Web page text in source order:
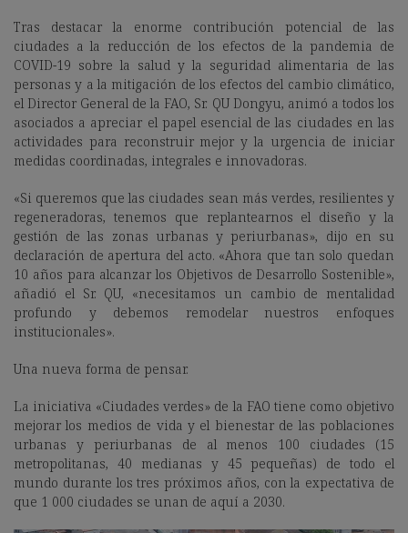
Tras destacar la enorme contribución potencial de las
ciudades a la reducción de los efectos de la pandemia de
COVID-19 sobre la salud y la seguridad alimentaria de las
personas y a la mitigación de los efectos del cambio climático,
el Director General de la FAO, Sr. QU Dongyu, animó a todos los
asociados a apreciar el papel esencial de las ciudades en las
actividades para reconstruir mejor y la urgencia de iniciar
medidas coordinadas, integrales e innovadoras.
«Si queremos que las ciudades sean más verdes, resilientes y
regeneradoras, tenemos que replantearnos el diseño y la
gestión de las zonas urbanas y periurbanas», dijo en su
declaración de apertura del acto. «Ahora que tan solo quedan
10 años para alcanzar los Objetivos de Desarrollo Sostenible»,
añadió el Sr. QU, «necesitamos un cambio de mentalidad
profundo y debemos remodelar nuestros enfoques
institucionales».
Una nueva forma de pensar.
La iniciativa «Ciudades verdes» de la FAO tiene como objetivo
mejorar los medios de vida y el bienestar de las poblaciones
urbanas y periurbanas de al menos 100 ciudades (15
metropolitanas, 40 medianas y 45 pequeñas) de todo el
mundo durante los tres próximos años, con la expectativa de
que 1 000 ciudades se unan de aquí a 2030.